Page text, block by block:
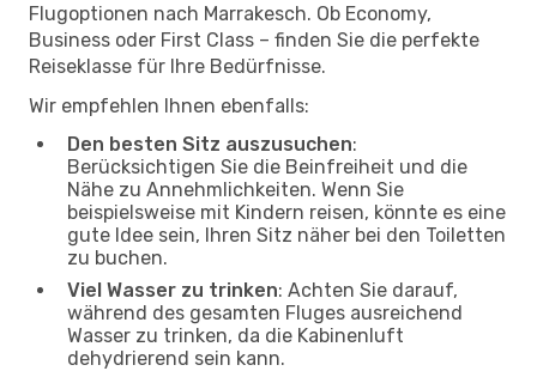
Flugoptionen nach Marrakesch. Ob Economy,
Business oder First Class – finden Sie die perfekte
Reiseklasse für Ihre Bedürfnisse.
Wir empfehlen Ihnen ebenfalls:
Den besten Sitz auszusuchen:
Berücksichtigen Sie die Beinfreiheit und die
Nähe zu Annehmlichkeiten. Wenn Sie
beispielsweise mit Kindern reisen, könnte es eine
gute Idee sein, Ihren Sitz näher bei den Toiletten
zu buchen.
Viel Wasser zu trinken: Achten Sie darauf,
während des gesamten Fluges ausreichend
Wasser zu trinken, da die Kabinenluft
dehydrierend sein kann.